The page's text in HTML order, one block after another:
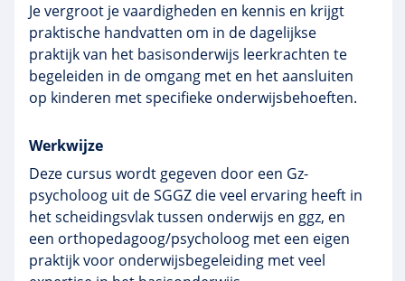
Je vergroot je vaardigheden en kennis en krijgt
praktische handvatten om in de dagelijkse
praktijk van het basisonderwijs leerkrachten te
begeleiden in de omgang met en het aansluiten
op kinderen met specifieke onderwijsbehoeften.
Werkwijze
Deze cursus wordt gegeven door een Gz-
psycholoog uit de SGGZ die veel ervaring heeft in
het scheidingsvlak tussen onderwijs en ggz, en
een orthopedagoog/psycholoog met een eigen
praktijk voor onderwijsbegeleiding met veel